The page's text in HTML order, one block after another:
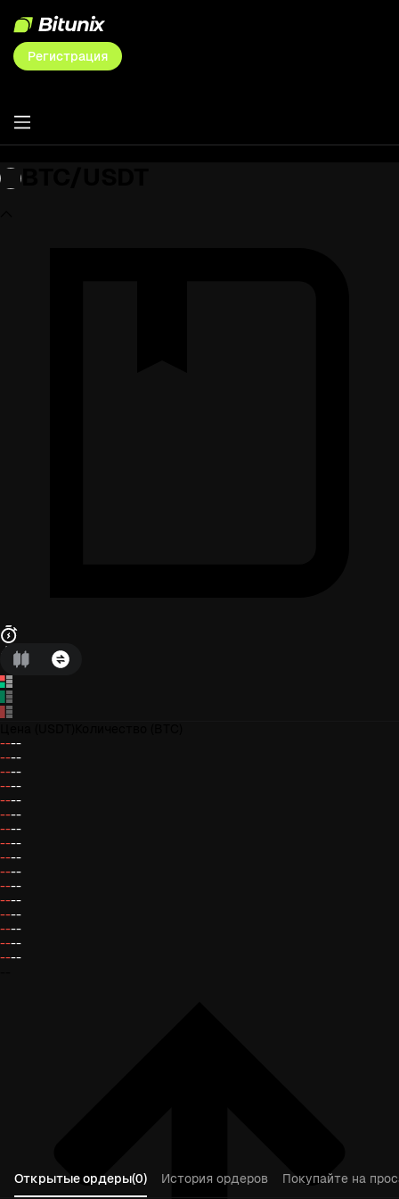
Регистрация
----
----
----
----
----
----
----
----
----
----
----
----
----
----
----
----
Открытые ордеры(0) История ордеров
Покупайте на